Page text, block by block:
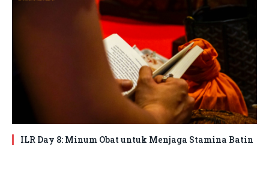
ILR Day 8: Minum Obat untuk Menjaga Stamina Batin